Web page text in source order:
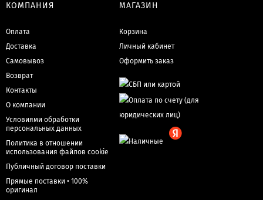
КОМПАНИЯ
Оплата
Доставка
Самовывоз
Возврат
Контакты
О компании
Условиями обработки
персональных данных
Политика в отношении
использования файлов cookie
Публичный договор поставки
Прямые поставки • 100%
оригинал
МАГАЗИН
Корзина
Личный кабинет
Оформить заказ